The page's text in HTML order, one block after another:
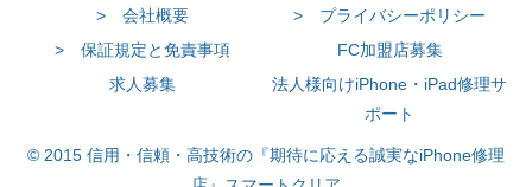
> 会社概要
> プライバシーポリシー
> 保証規定と免責事項
FC加盟店募集
求人募集
法人様向けiPhone・iPad修理サ
ポート
© 2015 信用・信頼・高技術の『期待に応える誠実なiPhone修理